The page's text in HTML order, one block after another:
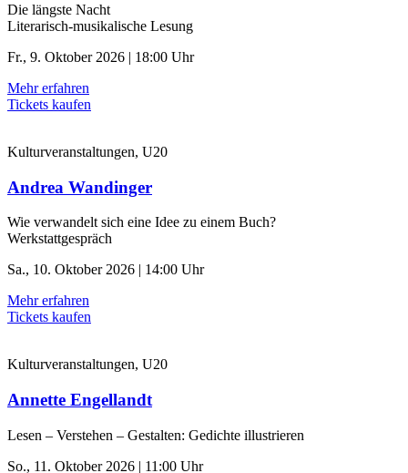
Die längste Nacht
Literarisch-musikalische Lesung
Fr., 9. Oktober 2026 | 18:00 Uhr
Mehr erfahren
Tickets kaufen
Kulturveranstaltungen, U20
Andrea Wandinger
Wie verwandelt sich eine Idee zu einem Buch?
Werkstattgespräch
Sa., 10. Oktober 2026 | 14:00 Uhr
Mehr erfahren
Tickets kaufen
Kulturveranstaltungen, U20
Annette Engellandt
Lesen – Verstehen – Gestalten: Gedichte illustrieren
So., 11. Oktober 2026 | 11:00 Uhr